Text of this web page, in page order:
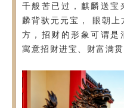
千般苦已过，麒麟送宝
麟背驮元元宝， 眼朝上
方，招财的形象可谓是
寓意招财进宝、财富满贯